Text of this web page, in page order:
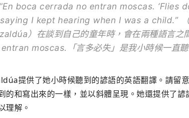
En boca cerrada no entran moscas. ‘Flies
I kept hearing when I was a child.” （
）在談到自己的童年時，會在兩種語言之
moscas.
「言多必失」是我小時候一直
提供了她小時候聽到的諺語的英語翻譯。請留
的和寫出來的一樣，並以斜體呈現。她還提供了
理解。